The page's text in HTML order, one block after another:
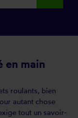
en main
roulants, bien
autant chose
tout un savoir-